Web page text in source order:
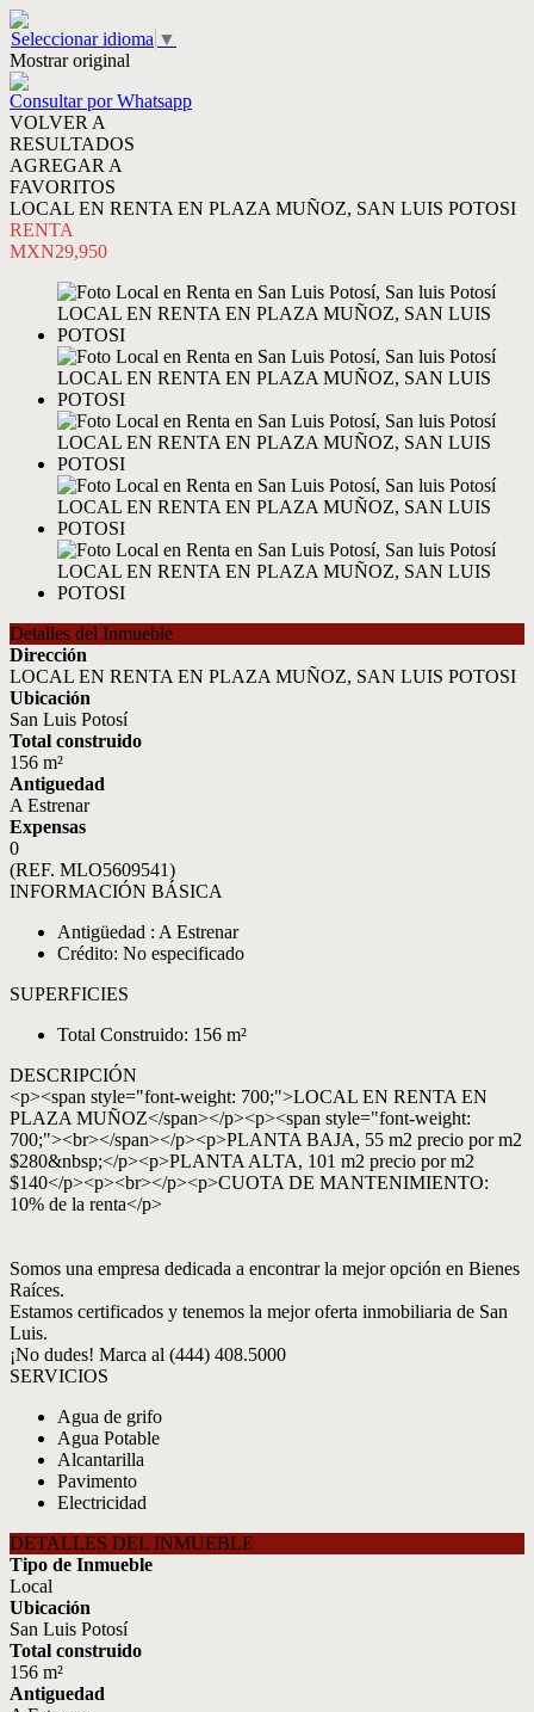
Seleccionar idioma ▼
Mostrar original
Consultar por Whatsapp
VOLVER A
RESULTADOS
AGREGAR A
FAVORITOS
LOCAL EN RENTA EN PLAZA MUÑOZ, SAN LUIS POTOSI
RENTA
MXN29,950
Detalles del Inmueble
Dirección
LOCAL EN RENTA EN PLAZA MUÑOZ, SAN LUIS POTOSI
Ubicación
San Luis Potosí
Total construido
156 m²
Antiguedad
A Estrenar
Expensas
0
(REF. MLO5609541)
INFORMACIÓN BÁSICA
Antigüedad : A Estrenar
Crédito: No especificado
SUPERFICIES
Total Construido: 156 m²
DESCRIPCIÓN
<p><span style="font-weight: 700;">LOCAL EN RENTA EN
PLAZA MUÑOZ</span></p><p><span style="font-weight:
700;"><br></span></p><p>PLANTA BAJA, 55 m2 precio por m2
$280&nbsp;</p><p>PLANTA ALTA, 101 m2 precio por m2
$140</p><p><br></p><p>CUOTA DE MANTENIMIENTO:
10% de la renta</p>
Somos una empresa dedicada a encontrar la mejor opción en Bienes
Raíces.
Estamos certificados y tenemos la mejor oferta inmobiliaria de San
Luis.
¡No dudes! Marca al (444) 408.5000
SERVICIOS
Agua de grifo
Agua Potable
Alcantarilla
Pavimento
Electricidad
DETALLES DEL INMUEBLE
Tipo de Inmueble
Local
Ubicación
San Luis Potosí
Total construido
156 m²
Antiguedad